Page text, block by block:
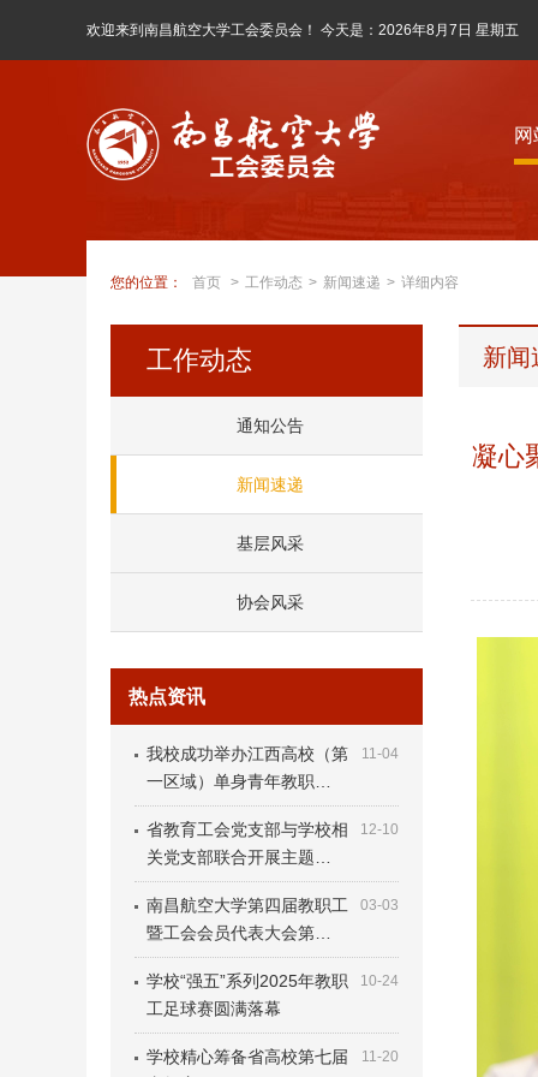
欢迎来到南昌航空大学工会委员会！ 今天是： 2026年8月7日 星期五
您的位置： 首页 > 工作动态 > 新闻速递 > 详细内容
工作动态
通知公告
新闻速递
基层风采
协会风采
热点资讯
11-04
我校成功举办江西高校（第
一区域）单身青年教职…
12-10
省教育工会党支部与学校相
关党支部联合开展主题…
03-03
南昌航空大学第四届教职工
暨工会会员代表大会第…
10-24
学校“强五”系列2025年教职
工足球赛圆满落幕
11-20
学校精心筹备省高校第七届
新闻
凝心